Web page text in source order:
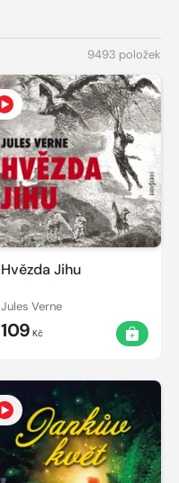
9493 položek
Hvězda Jihu
Jules Verne
109 Kč